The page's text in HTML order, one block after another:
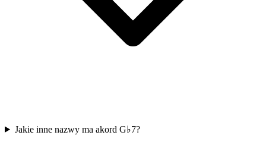
Jakie inne nazwy ma akord G♭7?